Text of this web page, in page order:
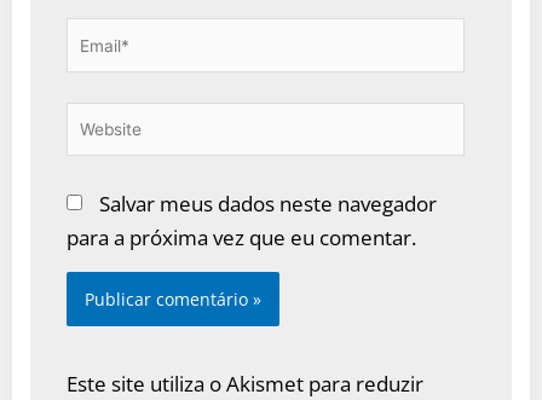
Email*
Website
Salvar meus dados neste navegador
para a próxima vez que eu comentar.
Este site utiliza o Akismet para reduzir